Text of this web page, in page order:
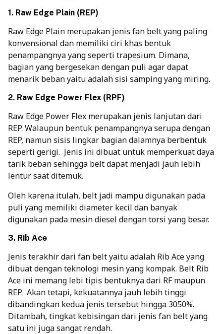
1. Raw Edge Plain (REP)
Raw Edge Plain merupakan jenis fan belt yang paling
konvensional dan memiliki ciri khas bentuk
penampangnya yang seperti trapesium. Dimana,
bagian yang bergesekan dengan puli agar dapat
menarik beban yaitu adalah sisi samping yang miring.
2. Raw Edge Power Flex (RPF)
Raw Edge Power Flex merupakan jenis lanjutan dari
REP. Walaupun bentuk penampangnya serupa dengan
REP, namun sisis lingkar bagian dalamnya berbentuk
seperti gerigi. Jenis ini dibuat untuk memperkuat daya
tarik beban sehingga belt dapat menjadi jauh lebih
lentur saat ditemuk.
Oleh karena itulah, belt jadi mampu digunakan pada
puli yang memiliki diameter kecil dan banyak
digunakan pada mesin diesel dengan torsi yang besar.
3. Rib Ace
Jenis terakhir dari fan belt yaitu adalah Rib Ace yang
dibuat dengan teknologi mesin yang kompak. Belt Rib
Ace ini memang lebi tipis bentuknya dari RF maupun
REP. Akan tetapi, kekuatannya jauh lebih tinggi
dibandingkan kedua jenis tersebut hingga 3050%.
Ditambah, tingkat kebisingan dari jenis fan belt yang
satu ini juga sangat rendah.